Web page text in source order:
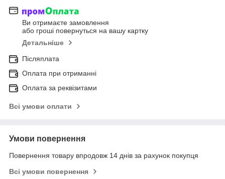
Ви отримаєте замовлення
або гроші повернуться на вашу картку
Детальніше
Післяплата
Оплата при отриманні
Оплата за реквізитами
Всі умови оплати
Умови повернення
Повернення товару впродовж 14 днів за рахунок покупця
Всі умови повернення